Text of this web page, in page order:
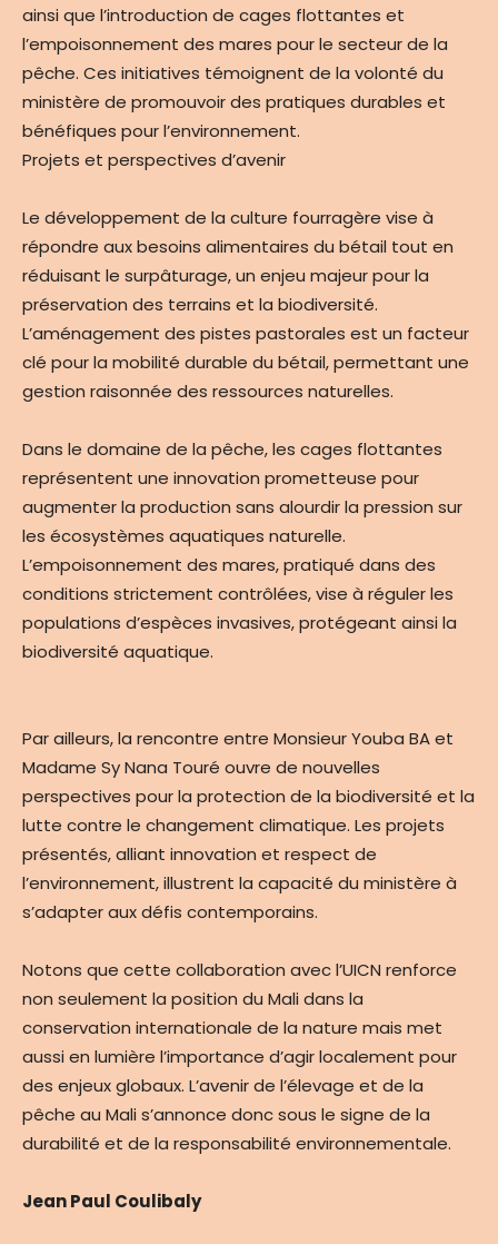
ainsi que l’introduction de cages flottantes et
l’empoisonnement des mares pour le secteur de la
pêche. Ces initiatives témoignent de la volonté du
ministère de promouvoir des pratiques durables et
bénéfiques pour l’environnement.
Projets et perspectives d’avenir
Le développement de la culture fourragère vise à
répondre aux besoins alimentaires du bétail tout en
réduisant le surpâturage, un enjeu majeur pour la
préservation des terrains et la biodiversité.
L’aménagement des pistes pastorales est un facteur
clé pour la mobilité durable du bétail, permettant une
gestion raisonnée des ressources naturelles.
Dans le domaine de la pêche, les cages flottantes
représentent une innovation prometteuse pour
augmenter la production sans alourdir la pression sur
les écosystèmes aquatiques naturelle.
L’empoisonnement des mares, pratiqué dans des
conditions strictement contrôlées, vise à réguler les
populations d’espèces invasives, protégeant ainsi la
biodiversité aquatique.
Par ailleurs, la rencontre entre Monsieur Youba BA et
Madame Sy Nana Touré ouvre de nouvelles
perspectives pour la protection de la biodiversité et la
lutte contre le changement climatique. Les projets
présentés, alliant innovation et respect de
l’environnement, illustrent la capacité du ministère à
s’adapter aux défis contemporains.
Notons que cette collaboration avec l’UICN renforce
non seulement la position du Mali dans la
conservation internationale de la nature mais met
aussi en lumière l’importance d’agir localement pour
des enjeux globaux. L’avenir de l’élevage et de la
pêche au Mali s’annonce donc sous le signe de la
durabilité et de la responsabilité environnementale.
Jean Paul Coulibaly